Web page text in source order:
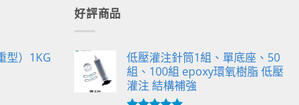
型）1KG
好評商品
低壓灌注針筒1組、單底座、50
組、100組 epoxy環氧樹脂 低壓
灌注 結構補強